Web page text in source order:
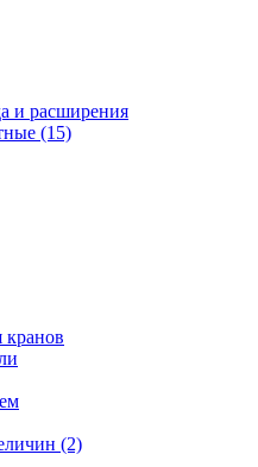
и расширения
(15)
кранов
(2)